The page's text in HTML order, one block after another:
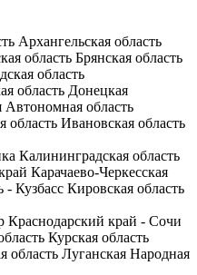
Архангельская область
область Брянская область
область
область Донецкая
Автономная область
область Ивановская область
Калининградская область
Карачаево-Черкесская
- Кузбасс Кировская область
Краснодарский край - Сочи
Курская область
область Луганская Народная